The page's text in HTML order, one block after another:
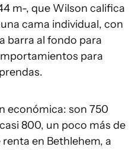
m-, que Wilson califica
cama individual, con
barra al fondo para
para
económica: son 750
800, un poco más de
en Bethlehem, a